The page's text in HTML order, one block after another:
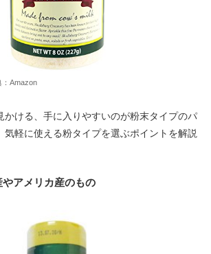
：Amazon
かける、手に入りやすいのが粉末タイプのパ
気軽に使える粉タイプを選ぶポイントを解説
アメリカ産のもの